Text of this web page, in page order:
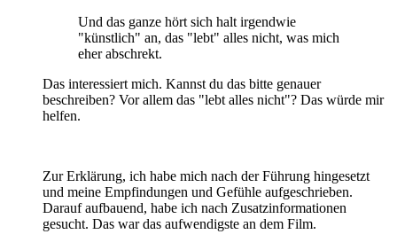
Und das ganze hört sich halt irgendwie
"künstlich" an, das "lebt" alles nicht, was mich
eher abschrekt.
Das interessiert mich. Kannst du das bitte genauer
beschreiben? Vor allem das "lebt alles nicht"? Das würde mir
helfen.
Zur Erklärung, ich habe mich nach der Führung hingesetzt
und meine Empfindungen und Gefühle aufgeschrieben.
Darauf aufbauend, habe ich nach Zusatzinformationen
gesucht. Das war das aufwendigste an dem Film.